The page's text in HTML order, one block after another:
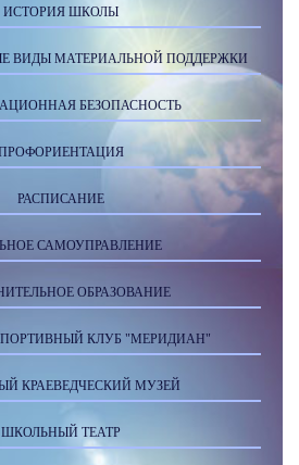
ИСТОРИЯ ШКОЛЫ
ВИДЫ МАТЕРИАЛЬНОЙ ПОДДЕРЖКИ
БЕЗОПАСНОСТЬ
РАСПИСАНИЕ
САМОУПРАВЛЕНИЕ
ОБРАЗОВАНИЕ
КЛУБ "МЕРИДИАН"
КРАЕВЕДЧЕСКИЙ МУЗЕЙ
ШКОЛЬНЫЙ ТЕАТР